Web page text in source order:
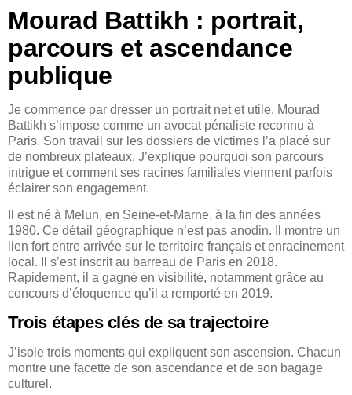
Mourad Battikh : portrait,
parcours et ascendance
publique
Je commence par dresser un portrait net et utile. Mourad
Battikh s’impose comme un avocat pénaliste reconnu à
Paris. Son travail sur les dossiers de victimes l’a placé sur
de nombreux plateaux. J’explique pourquoi son parcours
intrigue et comment ses racines familiales viennent parfois
éclairer son engagement.
Il est né à Melun, en Seine-et-Marne, à la fin des années
1980. Ce détail géographique n’est pas anodin. Il montre un
lien fort entre arrivée sur le territoire français et enracinement
local. Il s’est inscrit au barreau de Paris en 2018.
Rapidement, il a gagné en visibilité, notamment grâce au
concours d’éloquence qu’il a remporté en 2019.
Trois étapes clés de sa trajectoire
J’isole trois moments qui expliquent son ascension. Chacun
montre une facette de son ascendance et de son bagage
culturel.